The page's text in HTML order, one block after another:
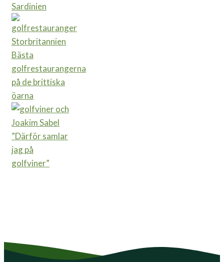
Sardinien
Bästa
golfrestaurangerna
på de brittiska
öarna
”Därför samlar
jag på
golfviner”